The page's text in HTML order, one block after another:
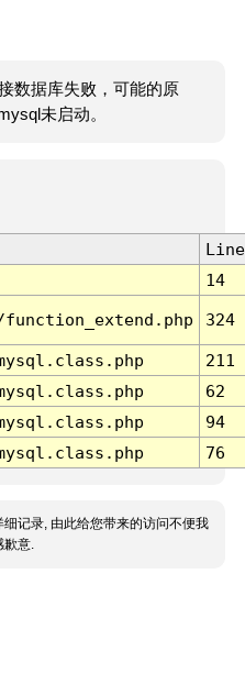
数据库失败，可能的原
未启动。
Line
14
324
211
62
94
76
记录, 由此给您带来的访问不便我
歉意.